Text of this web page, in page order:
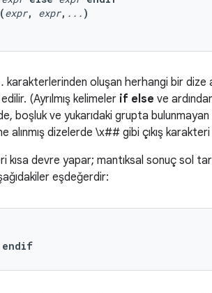
(expr, expr, ... )
karakterlerinden oluşan herhangi bir dize
(Ayrılmış kelimeler if else ve
boşluk ve yukarıdaki grupta
alınmış dizelerde \x## gibi çıkış karakteri
kısa devre yapar; mantıksal sonuç sol
eşdeğerdir:
endif